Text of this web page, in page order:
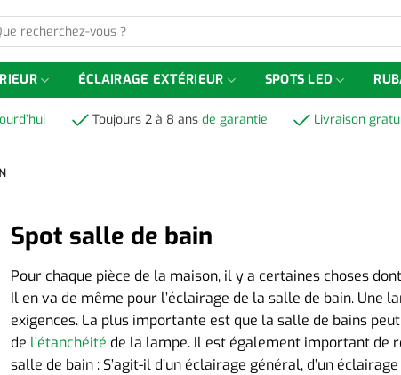
ÉCLAIRAGE EXTÉRIEUR SPOTS LED
Toujours 2 à 8 ans de garantie Livraison
Spot salle de bain
Pour chaque pièce de la maison, il y a certaines choses
Il en va de même pour l’éclairage de la salle de bain. Une
exigences. La plus importante est que la salle de bains
de l’étanchéité de la lampe. Il est également important de
salle de bain : S’agit-il d’un éclairage général, d’un